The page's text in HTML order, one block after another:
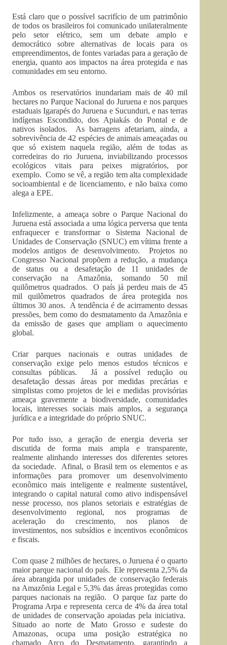
Está claro que o possível sacrifício de um patrimônio
de todos os brasileiros foi comunicado unilateralmente
pelo setor elétrico, sem um debate amplo e
democrático sobre alternativas de locais para os
empreendimentos, de fontes variadas para a geração de
energia, quanto aos impactos na área protegida e nas
comunidades em seu entorno.
Ambos os reservatórios inundariam mais de 40 mil
hectares no Parque Nacional do Juruena e nos parques
estaduais Igarapés do Juruena e Sucunduri, e nas terras
indígenas Escondido, dos Apiakás do Pontal e de
nativos isolados. As barragens afetariam, ainda, a
sobrevivência de 42 espécies de animais ameaçadas ou
que só existem naquela região, além de todas as
corredeiras do rio Juruena, inviabilizando processos
ecológicos vitais para peixes migratórios, por
exemplo. Como se vê, a região tem alta complexidade
socioambiental e de licenciamento, e não baixa como
alega a EPE.
Infelizmente, a ameaça sobre o Parque Nacional do
Juruena está associada a uma lógica perversa que tenta
enfraquecer e transformar o Sistema Nacional de
Unidades de Conservação (SNUC) em vítima frente a
modelos antigos de desenvolvimento. Projetos no
Congresso Nacional propõem a redução, a mudança
de status ou a desafetação de 11 unidades de
conservação na Amazônia, somando 50 mil
quilômetros quadrados. O país já perdeu mais de 45
mil quilômetros quadrados de área protegida nos
últimos 30 anos. A tendência é de acirramento dessas
pressões, bem como do desmatamento da Amazônia e
da emissão de gases que ampliam o aquecimento
global.
Criar parques nacionais e outras unidades de
conservação exige pelo menos estudos técnicos e
consultas públicas. Já a possível redução ou
desafetação dessas áreas por medidas precárias e
simplistas como projetos de lei e medidas provisórias
ameaça gravemente a biodiversidade, comunidades
locais, interesses sociais mais amplos, a segurança
jurídica e a integridade do próprio SNUC.
Por tudo isso, a geração de energia deveria ser
discutida de forma mais ampla e transparente,
realmente alinhando interesses dos diferentes setores
da sociedade. Afinal, o Brasil tem os elementos e as
informações para promover um desenvolvimento
econômico mais inteligente e realmente sustentável,
integrando o capital natural como ativo indispensável
nesse processo, nos planos setoriais e estratégias de
desenvolvimento regional, nos programas de
aceleração do crescimento, nos planos de
investimentos, nos subsídios e incentivos econômicos
e fiscais.
Com quase 2 milhões de hectares, o Juruena é o quarto
maior parque nacional do país. Ele representa 2,5% da
área abrangida por unidades de conservação federais
na Amazônia Legal e 5,3% das áreas protegidas como
parques nacionais na região. O parque faz parte do
Programa Arpa e representa cerca de 4% da área total
de unidades de conservação apoiadas pela iniciativa.
Situado ao norte de Mato Grosso e sudeste do
Amazonas, ocupa uma posição estratégica no
chamado Arco do Desmatamento, garantindo a